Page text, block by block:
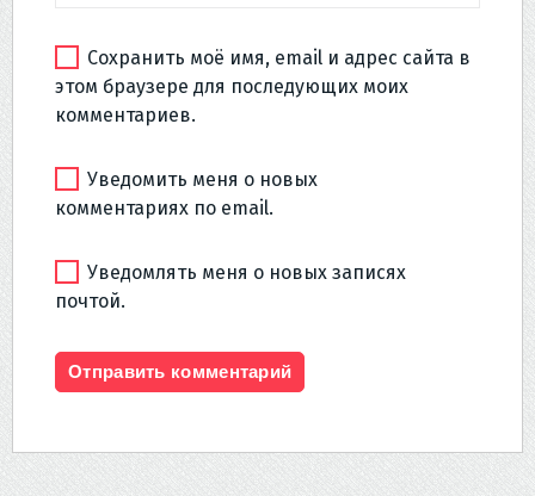
Сохранить моё имя, email и адрес сайта в
этом браузере для последующих моих
комментариев.
Уведомить меня о новых
комментариях по email.
Уведомлять меня о новых записях
почтой.